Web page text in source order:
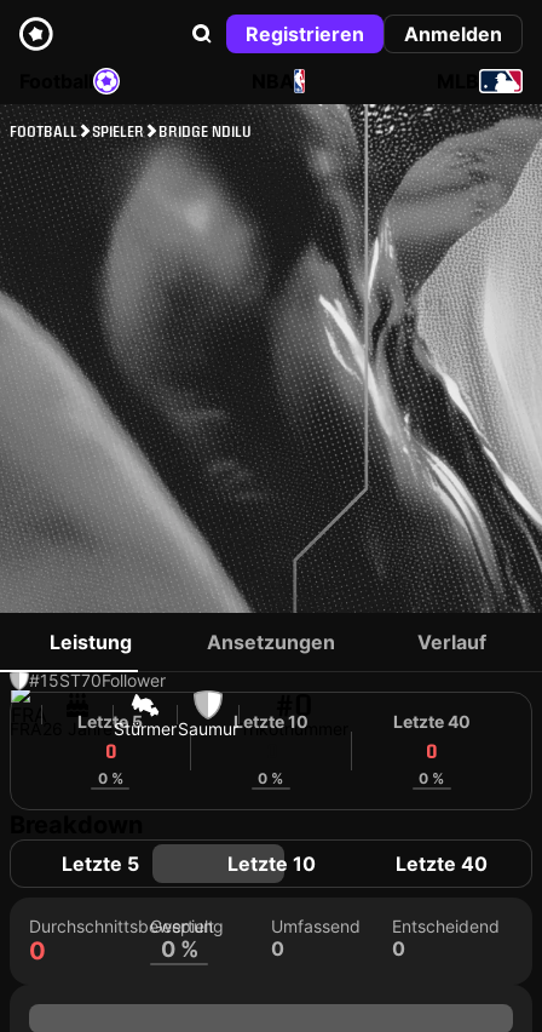
Registrieren
Anmelden
NBA
FOOTBALL SPIELER BRIDGE NDILU
BRIDGE NDILU
#15ST70Follower
26 JahreStürmerSaumurTrikotnummer
Leistung Ansetzungen Verlauf
Letzte 5
0
0 %
Letzte 10
0 %
Letzte 40
0
0 %
Letzte 5 Letzte 10 Letzte 40
Durchschnittsbewertung
0
Gespielt
0 %
Umfassend
0
Entscheidend
0